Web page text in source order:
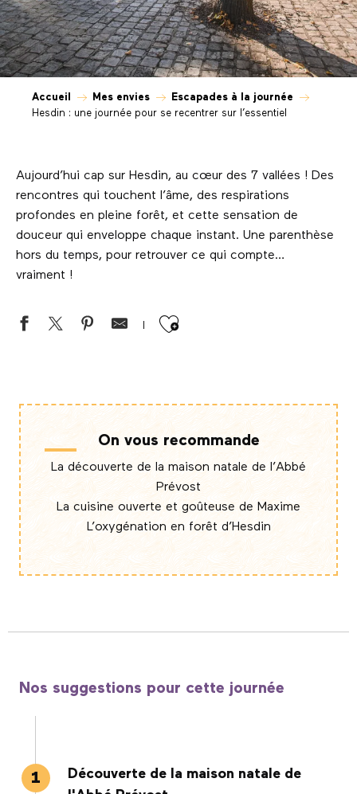
Accueil Mes envies
Escapades à la journée
Hesdin : une journée pour se recentrer sur l’essentiel
Aujourd’hui cap sur Hesdin, au cœur des 7 vallées ! Des
rencontres qui touchent l’âme, des respirations
profondes en pleine forêt, et cette sensation de
douceur qui enveloppe chaque instant. Une parenthèse
hors du temps, pour retrouver ce qui compte…
vraiment !
Ajouter aux
On vous recommande
La découverte de la maison natale de l’Abbé
Prévost
La cuisine ouverte et goûteuse de Maxime
L’oxygénation en forêt d’Hesdin
Nos suggestions pour cette journée
1
Découverte de la maison natale de